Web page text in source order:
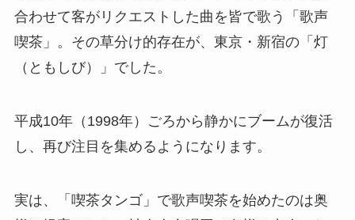
合わせて客がリクエストした曲を皆で歌う「歌声
喫茶」。その草分け的存在が、東京・新宿の「灯
（ともしび）」でした。
平成10年（1998年）ごろから静かにブームが復活
し、再び注目を集めるようになります。
実は、「喫茶タンゴ」で歌声喫茶を始めたのは奥